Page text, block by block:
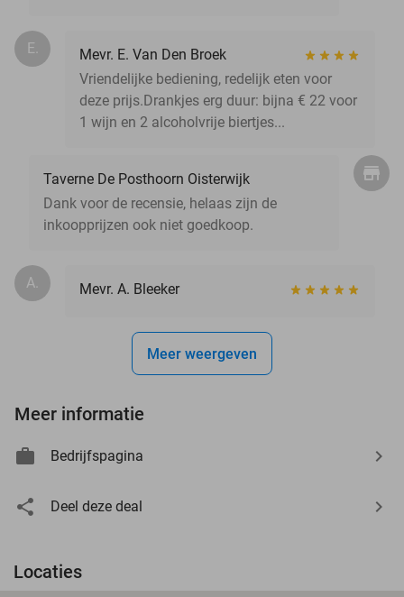
E.
Mevr. E. Van Den Broek
Vriendelijke bediening, redelijk eten voor
deze prijs.Drankjes erg duur: bijna € 22 voor
1 wijn en 2 alcoholvrije biertjes...
Taverne De Posthoorn Oisterwijk
Dank voor de recensie, helaas zijn de
inkoopprijzen ook niet goedkoop.
A. Mevr. A. Bleeker
Meer weergeven
Meer informatie
Bedrijfspagina
Deel deze deal
Locaties